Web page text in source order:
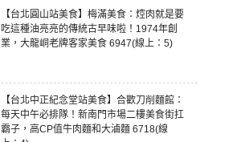
【台北圓山站美食】梅滿美食：焢肉就是要
吃這種油亮亮的傳統古早味啦！1974年創
業，大龍峒老牌客家美食 6947(線上：5)
【台北中正紀念堂站美食】合歡刀削麵館：
每天中午必排隊！新南門市場二樓美食街扛
霸子，高CP值牛肉麵和大滷麵 6718(線